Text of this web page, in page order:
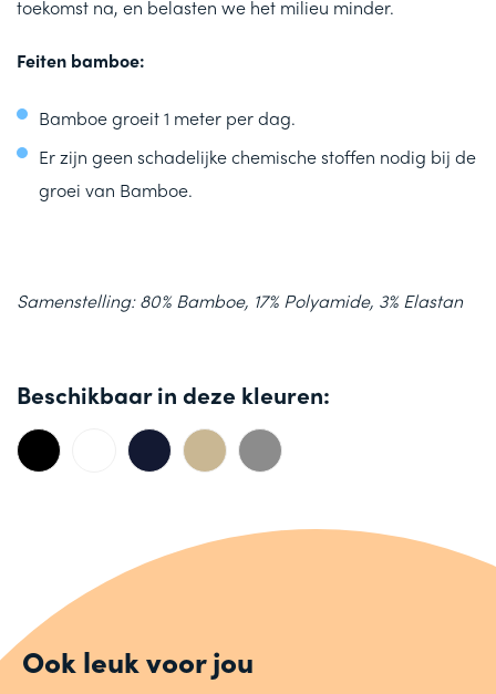
toekomst na, en belasten we het milieu minder.
Feiten bamboe:
Bamboe groeit 1 meter per dag.
Er zijn geen schadelijke chemische stoffen nodig bij de
groei van Bamboe.
Samenstelling: 80% Bamboe, 17% Polyamide, 3% Elastan
Beschikbaar in deze kleuren:
Ook leuk voor jou